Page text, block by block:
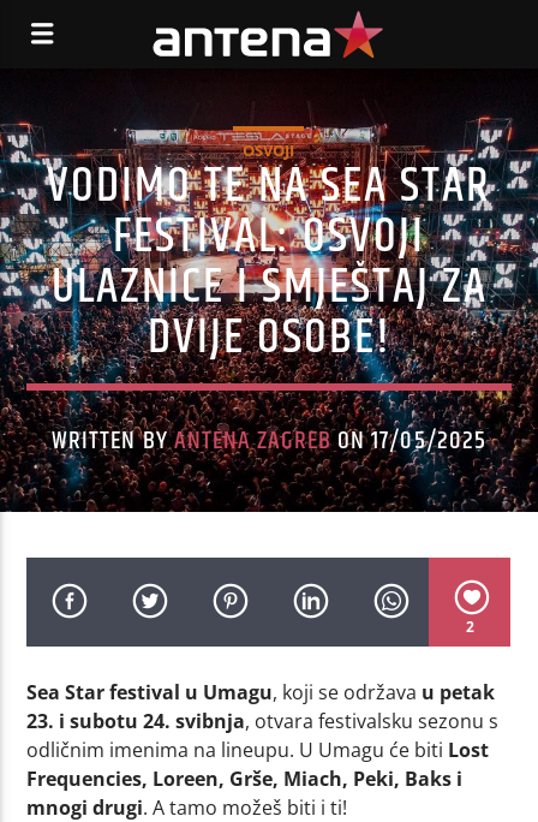
OSVOJI
VODIMO TE NA SEA STAR
FESTIVAL: OSVOJI
ULAZNICE I SMJEŠTAJ ZA
DVIJE OSOBE!
WRITTEN BYANTENA ZAGREBON 17/05/2025
2
Sea Star festival u Umagu, koji se održava u petak
23. i subotu 24. svibnja, otvara festivalsku sezonu s
odličnim imenima na lineupu. U Umagu će biti Lost
Frequencies, Loreen, Grše, Miach, Peki, Baks i
mnogi drugi. A tamo možeš biti i ti!